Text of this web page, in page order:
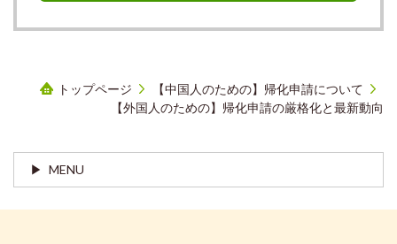
トップページ
【中国人のための】帰化申請について
【外国人のための】帰化申請の厳格化と最新動向
MENU